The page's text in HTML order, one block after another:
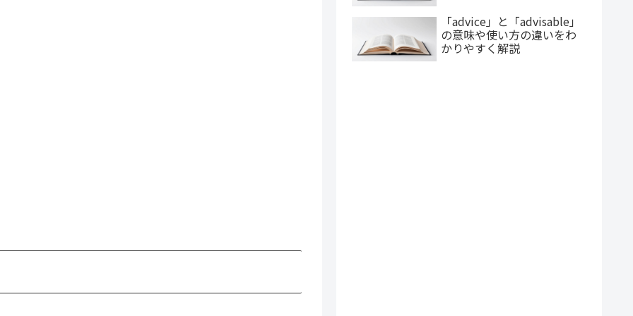
「advice」と「advisable」
の意味や使い方の違いをわ
かりやすく解説